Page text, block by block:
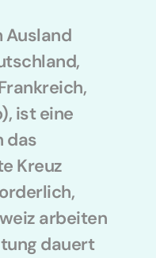
Ausland
ist eine
das
Kreuz
arbeiten
dauert